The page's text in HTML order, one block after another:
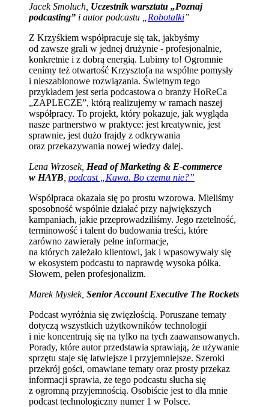
Jacek Smoluch, Uczestnik warsztatu „Poznaj
podcasting” i autor podcastu „ Robotalki”
Z Krzyśkiem współpracuje się tak, jakbyśmy
od zawsze grali w jednej drużynie - profesjonalnie,
konkretnie i z dobrą energią. Lubimy to! Ogromnie
cenimy też otwartość Krzysztofa na wspólne pomysły
i nieszablonowe rozwiązania. Świetnym tego
przykładem jest seria podcastowa o branży HoReCa
„ZAPLECZE”, którą realizujemy w ramach naszej
współpracy. To projekt, który pokazuje, jak wygląda
nasze partnerstwo w praktyce: jest kreatywnie, jest
sprawnie, jest dużo frajdy z odkrywania
oraz przekazywania nowej wiedzy dalej.
Lena Wrzosek, Head of Marketing & E-commerce
w HAYB podcast „Kawa. Bo czemu nie?”
Współpraca okazała się po prostu wzorowa. Mieliśmy
sposobność wspólnie działać przy największych
kampaniach, jakie przeprowadziliśmy. Jego rzetelność,
terminowość i talent do budowania treści, które
zarówno zawierały pełne informacje,
na których zależało klientowi, jak i wpasowywały się
w ekosystem podcastu to naprawdę wysoka półka.
Słowem, pełen profesjonalizm.
Marek Mysłek, Senior Account Executive The Rockets
Podcast wyróżnia się zwięzłością. Poruszane tematy
dotyczą wszystkich użytkowników technologii
i nie koncentrują się na tylko na tych zaawansowanych.
Porady, które autor przedstawia sprawiają, że używanie
sprzętu staje się łatwiejsze i przyjemniejsze. Szeroki
przekrój gości, omawiane tematy oraz prosty przekaz
informacji sprawia, że tego podcastu słucha się
z ogromną przyjemnością. Osobiście jest to dla mnie
podcast technologiczny numer 1 w Polsce.